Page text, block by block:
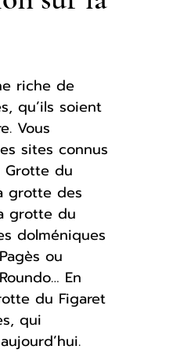
riche de
qu’ils soient
Vous
sites connus
Grotte du
grotte des
grotte du
dolméniques
ou
En
du Figaret
qui